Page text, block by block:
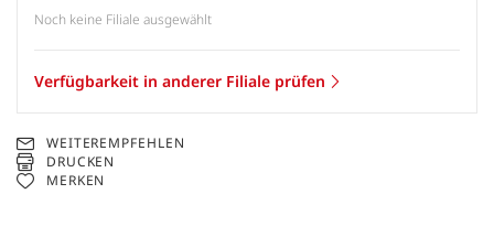
Noch keine Filiale ausgewählt
Verfügbarkeit in anderer Filiale prüfen
WEITEREMPFEHLEN
DRUCKEN
MERKEN